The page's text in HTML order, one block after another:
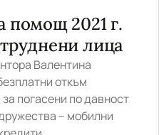
помощ 2021 г.
лица
Валентина
откъм
погасени по давност
– мобилни